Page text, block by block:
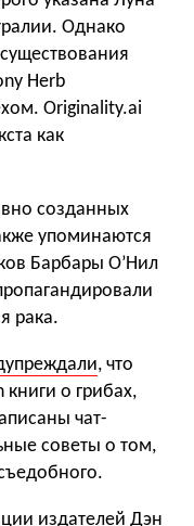
Однако
Herb
Originality.ai
как
созданных
упоминаются
Барбары О’Нил
рака.
, что
книги о грибах,
чат-
советы о том,
издателей Дэн